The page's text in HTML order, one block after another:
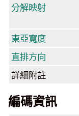
分解映射
東亞寬度
直排方向
詳細附註
編碼資訊